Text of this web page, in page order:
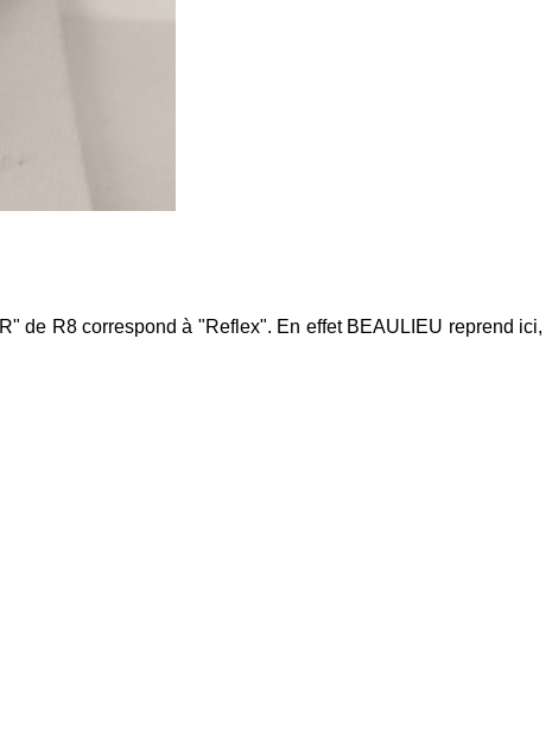
de R8 correspond à "Reflex". En effet BEAULIEU reprend ici,